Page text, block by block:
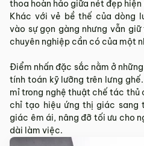
thoa hoàn hảo giữa nét đẹp
Khác với vẻ bề thế của dòng
vào sự gọn gàng nhưng vẫn
chuyên nghiệp cần có của một
Điểm nhấn đặc sắc nằm ở
tính toán kỹ lưỡng trên lưng
mỉ trong nghệ thuật chế tác thủ
chỉ tạo hiệu ứng thị giác sang
giác êm ái, nâng đỡ tối ưu cho
dài làm việc.
Sản phẩm hư hỏng trong quá
vỡ…).
Sản phẩm còn nguyên tình
dụng, còn nguyên chứng từ
cấp có chữ ký của bên bán và
* Trường hợp khách hàng đổi
không còn sản phẩm thay thế,
mẫu sản phẩm khác ưng ý thì
đúng với số tiền đã mua sản
đặt hàng sản xuất theo yêu cầu.